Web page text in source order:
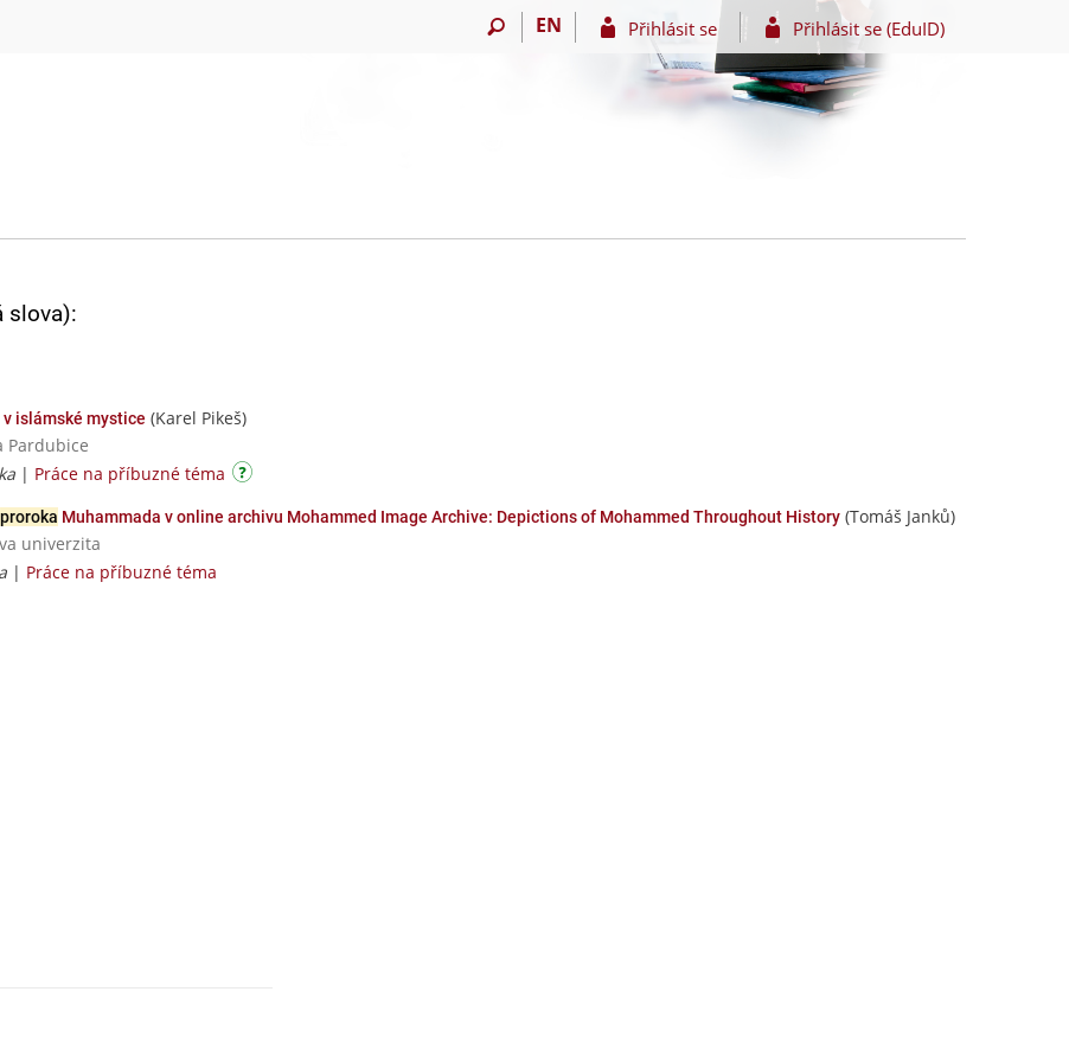
EN Přihlásit se Přihlásit se (EduID)
slova):
islámské mystice (Karel Pikeš)
Pardubice
| Práce na příbuzné téma
proroka Muhammada v online archivu Mohammed Image Archive: Depictions of Mohammed Throughout History (Tomáš Janků)
univerzita
| Práce na příbuzné téma